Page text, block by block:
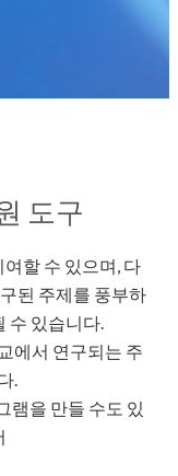
도구
할 수 있으며, 다
된 주제를 풍부하
수 있습니다.
에서 연구되는 주
.
램을 만들 수도 있